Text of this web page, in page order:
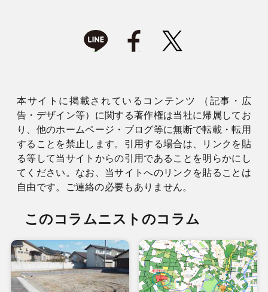
本サイトに掲載されているコンテンツ （記事・広
告・デザイン等）に関する著作権は当社に帰属してお
り、他のホームページ・ブログ等に無断で転載・転用
することを禁止します。引用する場合は、リンクを貼
る等して当サイトからの引用であることを明らかにし
てください。なお、当サイトへのリンクを貼ることは
自由です。ご連絡の必要もありません。
このコラムニストのコラム